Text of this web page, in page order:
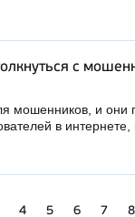
с
мошенников, и
в
4 5 6 7 8